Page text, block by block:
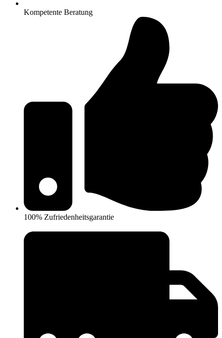
Kompetente Beratung
100% Zufriedenheitsgarantie